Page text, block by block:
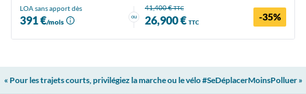
LOA sans apport dès
391 €/mois
ou
41,400 €TTC
26,900 € TTC -35%
« Pour les trajets courts, privilégiez la marche ou le vélo #SeDéplacerMoinsPolluer »